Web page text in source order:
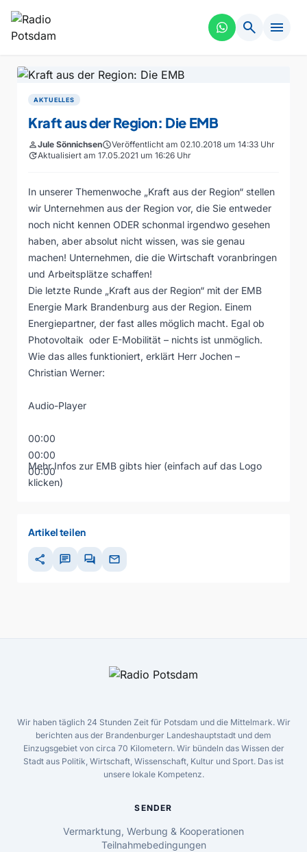
search menu
AKTUELLES
Kraft aus der Region: Die EMB
personJule SönnichsenscheduleVeröffentlicht am 02.10.2018 um 14:33 Uhr
updateAktualisiert am 17.05.2021 um 16:26 Uhr
In unserer Themenwoche „Kraft aus der Region“ stellen
wir Unternehmen aus der Region vor, die Sie entweder
noch nicht kennen ODER schonmal irgendwo gesehen
haben, aber absolut nicht wissen, was sie genau
machen! Unternehmen, die die Wirtschaft voranbringen
und Arbeitsplätze schaffen!
Die letzte Runde „Kraft aus der Region“ mit der EMB
Energie Mark Brandenburg aus der Region. Einem
Energiepartner, der fast alles möglich macht. Egal ob
Photovoltaik oder E-Mobilität – nichts ist unmöglich.
Wie das alles funktioniert, erklärt Herr Jochen –
Christian Werner:
Audio-Player
00:00
00:00
00:00
Mehr Infos zur EMB gibts hier (einfach auf das Logo
klicken)
Artikel teilen
share chat forum mail
Wir haben täglich 24 Stunden Zeit für Potsdam und die Mittelmark. Wir
berichten aus der Brandenburger Landeshauptstadt und dem
Einzugsgebiet von circa 70 Kilometern. Wir bündeln das Wissen der
Stadt aus Politik, Wirtschaft, Wissenschaft, Kultur und Sport. Das ist
unsere lokale Kompetenz.
SENDER
Vermarktung, Werbung & Kooperationen
Teilnahmebedingungen